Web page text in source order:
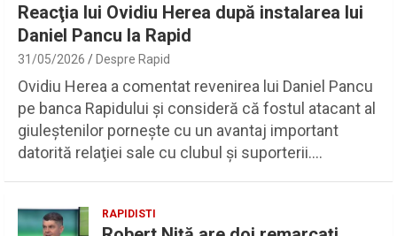
Reacţia lui Ovidiu Herea după instalarea lui
Daniel Pancu la Rapid
31/05/2026 Despre Rapid
Ovidiu Herea a comentat revenirea lui Daniel Pancu
pe banca Rapidului şi consideră că fostul atacant al
giuleştenilor porneşte cu un avantaj important
datorită relaţiei sale cu clubul şi suporterii.…
RAPIDISTI